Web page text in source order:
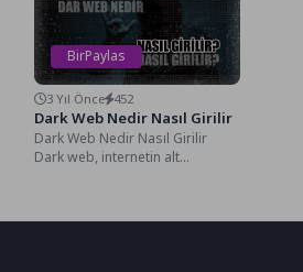
BirPaylas
3 Yıl Önce 452
Dark Web Nedir Nasıl Girilir
Dark Web Nedir Nasıl Girilir
Dark web, internetin alt